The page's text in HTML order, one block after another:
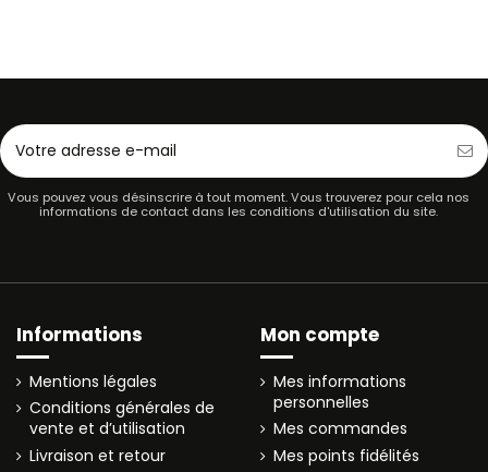
Vous pouvez vous désinscrire à tout moment. Vous trouverez pour cela nos
informations de contact dans les conditions d'utilisation du site.
Informations
Mentions légales
Conditions générales de
vente et d’utilisation
Livraison et retour
Mon compte
Mes informations
personnelles
Mes commandes
Mes points fidélités